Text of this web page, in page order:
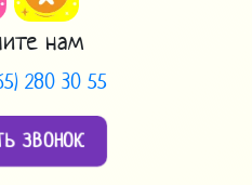
нам
280 30 55
ЗВОНОК